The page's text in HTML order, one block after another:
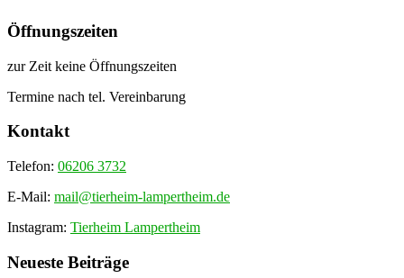
Öffnungszeiten
zur Zeit keine Öffnungszeiten
Termine nach tel. Vereinbarung
Kontakt
Telefon: 06206 3732
E-Mail: mail@tierheim-lampertheim.de
Instagram: Tierheim Lampertheim
Neueste Beiträge